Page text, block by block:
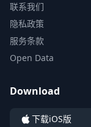
联系我们
隐私政策
服务条款
Open Data
Download
下载iOS版